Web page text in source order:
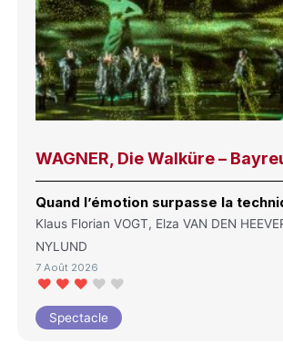
WAGNER, Die Walküre –
Quand l’émotion surpasse la
Klaus Florian VOGT, Elza VAN DEN
NYLUND
7 Août 2026
Spectacle